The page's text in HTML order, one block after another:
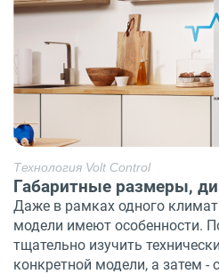
Технология Volt Control
Габаритные размеры,
Даже в рамках одного
модели имеют особенности.
тщательно изучить
конкретной модели, а затем -